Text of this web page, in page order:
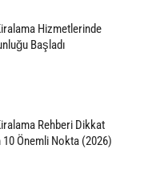
Hizmetlerinde
Başladı
Rehberi Dikkat
Önemli Nokta (2026)